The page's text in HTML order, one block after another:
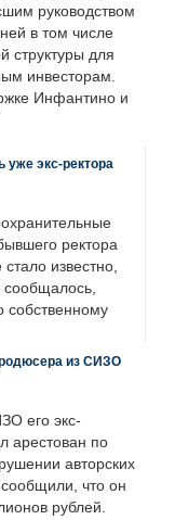
руководством
в том числе
структуры для
инвесторам.
Инфантино и
экс-ректора
ректора
известно,
сообщалось,
собственному
из СИЗО
его экс-
арестован по
авторских
что он
рублей.